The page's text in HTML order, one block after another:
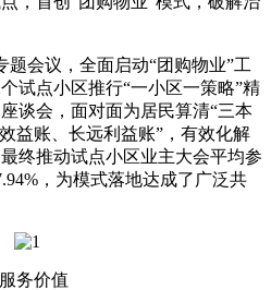
会议，全面启动“团购物业”工
试点小区推行“一小区一策略”精
谈会，面对面为居民算清“三本
益账、长远利益账”，有效化解
终推动试点小区业主大会平均参
，为模式落地达成了广泛共
务价值